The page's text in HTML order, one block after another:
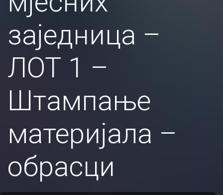
заједница –
ЛОТ 1 –
Штампање
материјала –
обрасци